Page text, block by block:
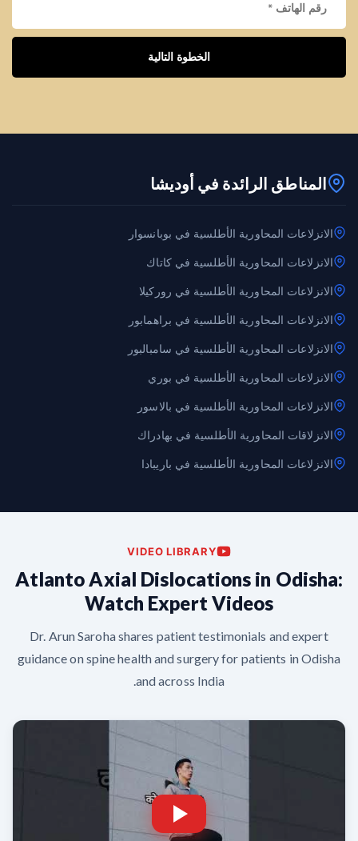
الخطوة التالية
المناطق الرائدة في أوديشا
الانزلاعات المحاورية الأطلسية في بوبانسوار
الانزلاعات المحاورية الأطلسية في كاتاك
الانزلاعات المحاورية الأطلسية في روركيلا
الانزلاعات المحاورية الأطلسية في براهمابور
الانزلاعات المحاورية الأطلسية في سامبالبور
الانزلاعات المحاورية الأطلسية في بوري
الانزلاعات المحاورية الأطلسية في بالاسور
الانزلاقات المحاورية الأطلسية في بهادراك
الانزلاعات المحاورية الأطلسية في باريبادا
VIDEO LIBRARY
Atlanto Axial Dislocations in Odisha:
Watch Expert Videos
Dr. Arun Saroha shares patient testimonials and expert
guidance on spine health and surgery for patients in Odisha
and across India.